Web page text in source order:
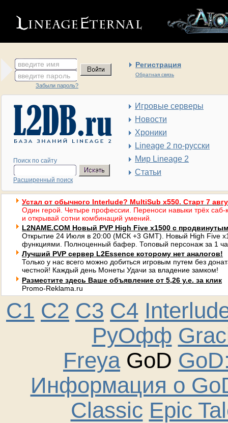
введите имя Регистрация
Обратная связь
введите пароль
Забыли пароль?
Поиск по сайту
Расширенный поиск
Игровые серверы
Новости
Хроники
Lineage 2 по-русски
Мир Lineage 2
Статьи
Устал от обычного Interlude? MultiSub x550. Старт 7
Один герой. Четыре профессии. Переноси навыки трёх саб-
и открывай сотни комбинаций умений.
L2NAME.COM Новый PVP High Five x1500 с
Открытие 24 Июля в 20:00 (МСК +3 GMT). Новый High Five
функциями. Полноценный бафер. Топовый персонаж за 1
Лучший PVP сервер L2Essence которому нет аналогов!
Только у нас всего можно добиться игровым путем без
честной! Каждый день Монеты Удачи за владение замком!
Разместите здесь Ваше объявление от 5,26 у.е. за клик
Promo-Reklama.ru
C1 C2 C3 C4
РуОфф
FreyaGoD
Информация о
Classic Epic